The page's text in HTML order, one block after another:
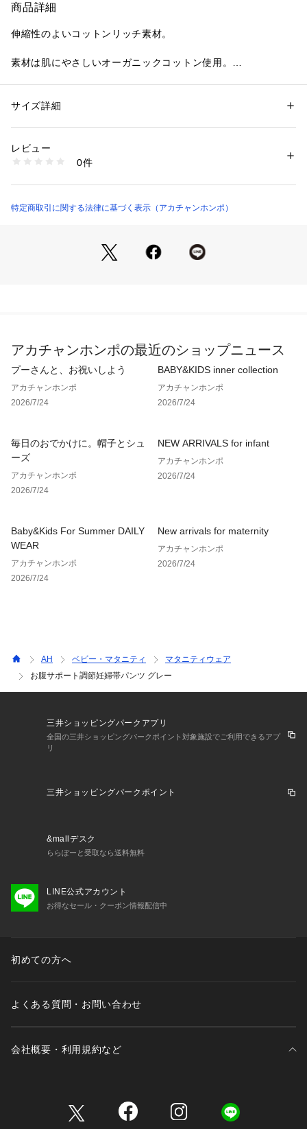
商品詳細
伸縮性のよいコットンリッチ素材。
素材は肌にやさしいオーガニックコットン使用。
ショーツなしで一枚ばきできます。
洗濯ネームが外付けで、直接肌に当たらずちくちくしない仕
羽根つきおりものシート対応。
テープ部：ナイロン 85％、ポリウレタン 15％
●サイズ(約・cm)＝
プ90～103）
性別：レディース
素材：●素材＝
テープ部：ナイロン 85％、ポリウレタン 15％
2508024N （ショップ）
サイズ詳細
レビュー
0件
特定商取引に関する法律に基づく表示（アカチャンホンポ）
アカチャンホンポの最近のショップニュース
プーさんと、お祝いしよう
アカチャンホンポ
2026/7/24
BABY&KIDS inner collection
アカチャンホンポ
2026/7/24
毎日のおでかけに。帽子とシュ
ーズ
アカチャンホンポ
2026/7/24
NEW ARRIVALS for infant
アカチャンホンポ
2026/7/24
Baby&Kids For Summer DAILY
WEAR
アカチャンホンポ
2026/7/24
New arrivals for maternity
アカチャンホンポ
2026/7/24
AH ベビー・マタニティ
マタニティウェア
お腹サポート調節妊婦帯パンツ グレー
三井ショッピングパークアプリ
全国の三井ショッピングパークポイント対象施設でご利用できるアプ
リ
三井ショッピングパークポイント
&mallデスク
ららぽーと受取なら送料無料
LINE公式アカウント
お得なセール・クーポン情報配信中
初めての方へ
よくある質問・お問い合わせ
会社概要・利用規約など